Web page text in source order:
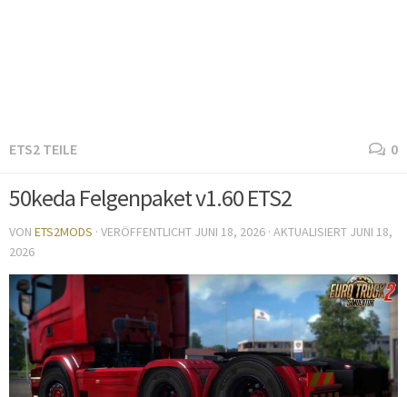
ETS2 TEILE 0
50keda Felgenpaket v1.60 ETS2
VON ETS2MODS · VERÖFFENTLICHT JUNI 18, 2026 · AKTUALISIERT JUNI 18,
2026